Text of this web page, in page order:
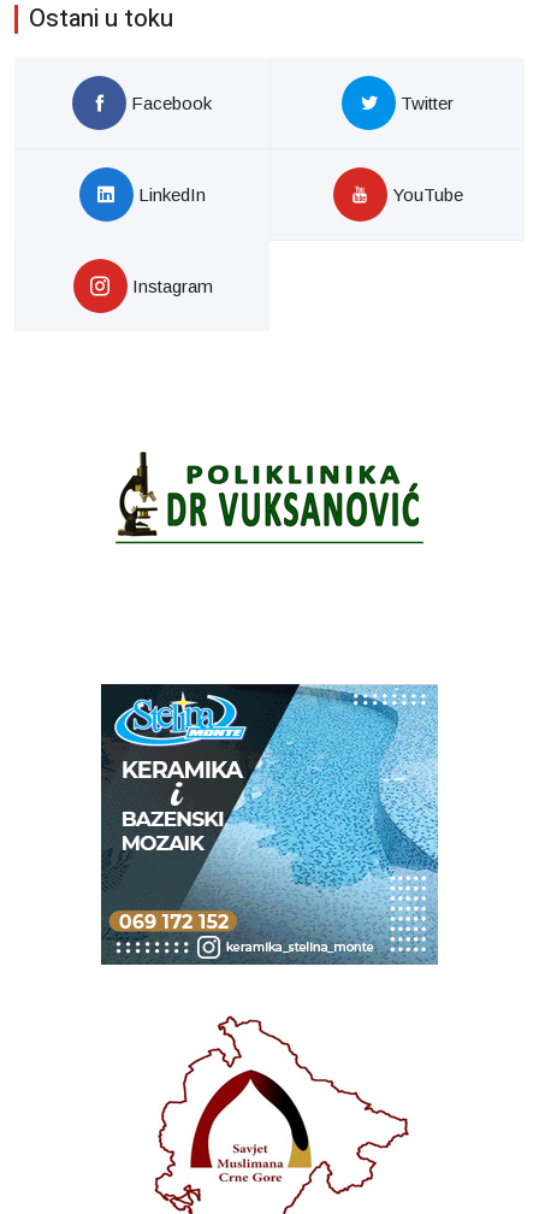
Ostani u toku
Facebook Twitter
LinkedIn YouTube
Instagram